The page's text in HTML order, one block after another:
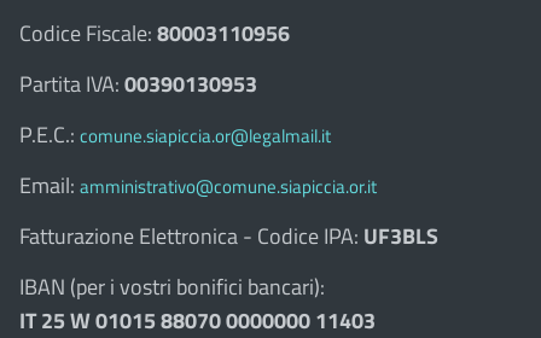
Codice Fiscale:80003110956
Partita IVA:00390130953
P.E.C.: comune.siapiccia.or@legalmail.it
Email: amministrativo@comune.siapiccia.or.it
Fatturazione Elettronica - Codice IPA: UF3BLS
IBAN (per i vostri bonifici bancari):
IT 25 W 01015 88070 0000000 11403